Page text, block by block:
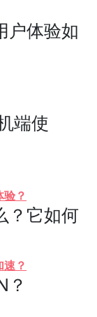
户体验如
端使
？
？它如何
？
？